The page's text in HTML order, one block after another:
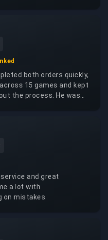
both orders quickly,
15 games and kept
the process. He was
and great
a lot with
on mistakes.